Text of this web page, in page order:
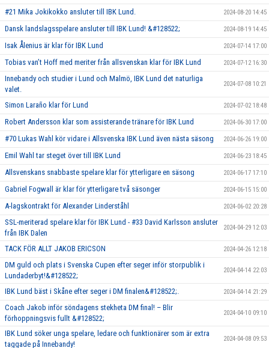
#21 Mika Jokikokko ansluter till IBK Lund. 2024-08-20 14:45
Dansk landslagsspelare ansluter till IBK Lund! &#128522; 2024-08-19 14:45
Isak Ålenius är klar för IBK Lund 2024-07-14 17:00
Tobias van’t Hoff med meriter från allsvenskan klar för IBK Lund 2024-07-12 16:30
Innebandy och studier i Lund och Malmö, IBK Lund det naturliga
valet.
2024-07-08 10:21
Simon Laraño klar för Lund 2024-07-02 18:48
Robert Andersson klar som assisterande tränare för IBK Lund 2024-06-30 17:00
#70 Lukas Wahl kör vidare i Allsvenska IBK Lund även nästa säsong 2024-06-26 19:00
Emil Wahl tar steget över till IBK Lund 2024-06-23 18:45
Allsvenskans snabbaste spelare klar för ytterligare en säsong 2024-06-17 17:10
Gabriel Fogwall är klar för ytterligare två säsonger 2024-06-15 15:00
A-lagskontrakt för Alexander Linderståhl 2024-06-02 20:28
SSL-meriterad spelare klar för IBK Lund - #33 David Karlsson ansluter
från IBK Dalen
2024-04-29 12:03
TACK FÖR ALLT JAKOB ERICSON 2024-04-26 12:18
DM guld och plats i Svenska Cupen efter seger inför storpublik i
Lundaderbyt!&#128522;
2024-04-14 22:03
IBK Lund bäst i Skåne efter seger i DM finalen&#128522;. 2024-04-14 21:29
Coach Jakob inför söndagens stekheta DM final! – Blir
förhoppningsvis fullt &#128522;
2024-04-10 09:10
IBK Lund söker unga spelare, ledare och funktionärer som är extra
taggade på Innebandy!
2024-04-08 09:53